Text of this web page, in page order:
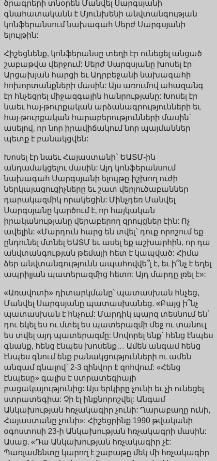
ծրագրերի տնօրեն Մանվել Սարգսյանի
գնահատականն է Մյունխենի անվտանգության
կոնֆերանսում նախագահ Սերժ Սարգսյանի
ելույթին:
Հիշեցնենք, կոնֆերանսը տեղի էր ունեցել անցած
շաբաթվա վերջում: Սերժ Սարգսյանը խոսել էր
Արցախյան հարցի եւ Ադրբեջանի նախագահի
հոխորտանքների մասին: Այս առումով ահազանգ
էր հնչեցրել միջազգային հանրությանը: Խոսել էր
նաեւ հայ-թուրքական արձանագրությունների եւ
հայ-թուրքական հարաբերությունների մասին`
ասելով, որ նոր իրավիճակում նոր պայմաններ
պետք է բանակցվեն:
Խոսել էր նաեւ Հայաստանի` ԵԱՏՄ-ին
անդամակցելու մասին: Այդ կոնֆերանսում
նախագահ Սարգսյանի ելույթը իշխող ուժի
ներկայացուցիչները եւ շատ վերլուծաբաններ
դարակազմիկ որակեցին: Մինչդեռ Մանվել
Սարգսյանը կարծում է, որ հայկական
իրականությանը վերաբերող զրույցներ էին: Ոչ
ավելին: «Մարդուն հարց են տվել` դուք որոշում եք
ընդունել մտնել ԵԱՏՄ եւ ասել եք աշխարհին, որ դա
անվտանգության թեմայի հետ է կապված: Հիմա
ձեր անվտանգությունն ապահովվե՞լ է, եւ ի՞նչ է եղել
ապրիլյան պատերազմից հետո: Այդ մարդը լռել է»:
«Առավոտի» դիտարկմանը՝ պատասխան հնչեց,
Մանվել Սարգսյանը պատասխանեց. «Բայց ի՞նչ
պատասխան է հնչում: Մարդիկ պարզ տեսնում են`
դու եկել ես ու մտել ես պատերազմի մեջ ու տանուլ
ես տվել այդ պատերազմը: Սովորել ենք` հենց էնպես
գնանք, հենց էնպես խոսենք… Ամեն անգամ հենց
էնպես գնում ենք բանակցությունների ու ամեն
անգամ գնալով` 2-3 զինվոր է զոհվում: «Հենց
էնպեսը» գալիս է ստրատեգիայի
բացակայությունից: Այս երկիրը չունի եւ չի ունեցել
ստրատեգիա: Չի էլ ինքնորոշվել: Անգամ
Անկախության հռչակագիր չունի: Ղարաբաղը ունի,
Հայաստանը չունի»: Հիշեցրինք 1990 թվականի
օգոստոսի 23-ի Անկախության հռչակագրի մասին:
Ասաց. «Դա Անկախության հռչակագիր չէ:
Պառլամենտը կարող է շաբաթը մեկ մի հռչակագիր